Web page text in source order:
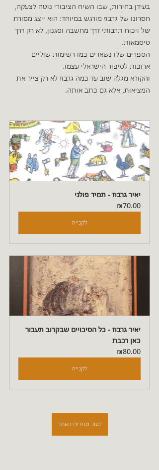
בעידן בחירות, שבו השיח הציבורי נוטה לצעקה,
חסרונו של גרבוז מורגש במיוחד: הוא ייצג מסורת
של ויכוח תרבותי דרך מחשבה וסגנון, לא רק דרך
סיסמאות.
הספרים שלו נשארים כמו רשימות שוליים
ארוכות לסיפור הישראלי עצמו.
והקורא מגלה שוב עד כמה גרבוז לא רק צייר את
המציאות, אלא גם כתב אותה.
יאיר גרבוז - תמיד פולני
₪70.00
לקנייה
יאיר גרבוז - כל הסיכויים שבקרוב תעבור
כאן רכבת
₪80.00
לקנייה
לעוד ספרים באתר